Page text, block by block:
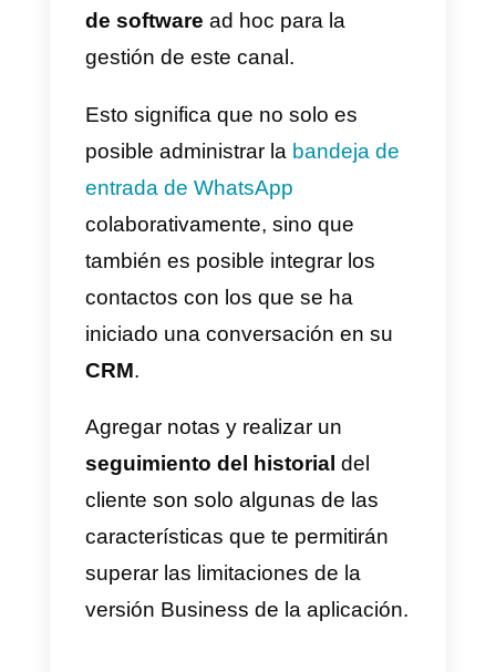
puertas por primera vez a otras
compañías como Callbell, con el
fin de crear aplicaciones que le
permitan a empresas de todos
tamaños aprovechar este canal
de comunicación en una forma
estructurada y escalable.
¿Cómo usar WhatsApp en